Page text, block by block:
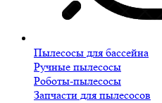
Пылесосы для бассейна
Ручные пылесосы
Роботы-пылесосы
Запчасти для пылесосов